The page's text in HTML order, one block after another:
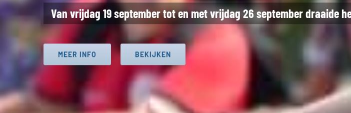
Vraag subsidie aan voor ondersteuning van jouw club of project!
LEES HIER MEER!